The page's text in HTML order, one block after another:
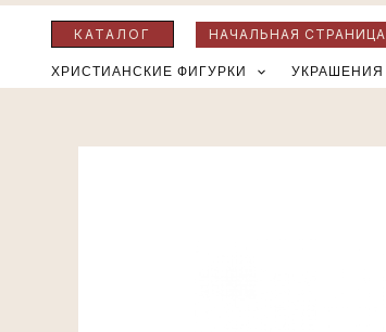
Перейти
содержимому
КАТАЛОГ НАЧАЛЬНАЯ СТРАНИЦА
ХРИСТИАНСКИЕ ФИГУРКИ УКРАШЕНИЯ